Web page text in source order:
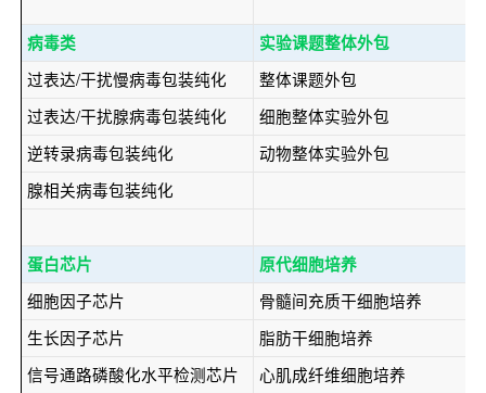
病毒类
实验课题整体外包
过表达/干扰慢病毒包装纯化
整体课题外包
过表达/干扰腺病毒包装纯化
细胞整体实验外包
逆转录病毒包装纯化
动物整体实验外包
腺相关病毒包装纯化
蛋白芯片
原代细胞培养
细胞因子芯片
骨髓间充质干细胞培养
生长因子芯片
脂肪干细胞培养
信号通路磷酸化水平检测芯片
心肌成纤维细胞培养